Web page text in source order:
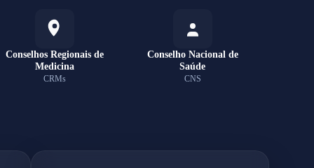
Conselhos Regionais de
Medicina
CRMs
Conselho Nacional de
Saúde
CNS